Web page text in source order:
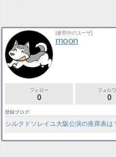
[参照中のユーザ]
moon
フォロー
0
フォロ
0
登録ブログ
シルクドソレイユ大阪公演の座席表は